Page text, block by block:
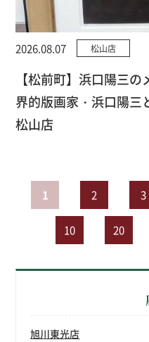
2026.08.07 松山店
【松前町】浜口陽三
界的版画家・浜口陽三
松山店
1 2 3
10 20
旭川東光店